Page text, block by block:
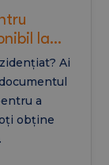
la
Ai
a
obține